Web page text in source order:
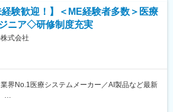
の定める業務
術時間は長くても3時間程度のものがほとんど
発提案を頂いた場合は、自社の開発部門と連
ョンをするケースもあります。
械出しサポート
明・手技提案
画運営とプレゼン
販売・契約業務
・臨床導入連携
経験歓迎！】＜ME経験者多数＞医療
ニア◇研修制度充実
式会社
業界No.1医療システムメーカー／AI製品など最新